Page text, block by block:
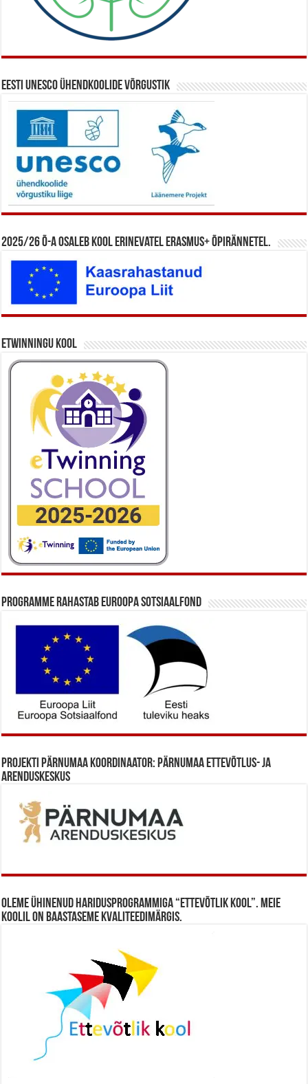
Eesti UNESCO ühendkoolide võrgustik
2025/26 õ-a osaleb kool erinevatel Erasmus+ õpirännetel.
eTwinningu kool
Programme rahastab Euroopa Sotsiaalfond
Projekti Pärnumaa koordinaator: Pärnumaa Ettevõtlus- ja
Arenduskeskus
Oleme ühinenud haridusprogrammiga “Ettevõtlik Kool”. Meie
koolil on baastaseme kvaliteedimärgis.